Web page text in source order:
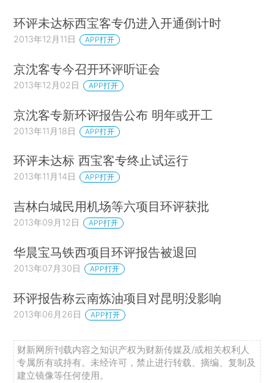
环评未达标西宝客专仍进入开通倒计时
2013年12月11日 APP打开
京沈客专今召开环评听证会
2013年12月02日 APP打开
京沈客专新环评报告公布 明年或开工
2013年11月18日 APP打开
环评未达标 西宝客专终止试运行
2013年11月14日 APP打开
吉林白城民用机场等六项目环评获批
2013年09月12日 APP打开
华晨宝马铁西项目环评报告被退回
2013年07月30日 APP打开
环评报告称云南炼油项目对昆明没影响
2013年06月26日 APP打开
财新网所刊载内容之知识产权为财新传媒及/或相关权利人
专属所有或持有。未经许可，禁止进行转载、摘编、复制及
建立镜像等任何使用。